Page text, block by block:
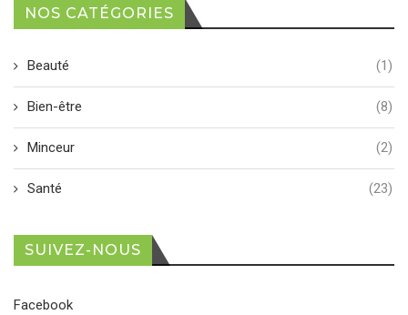
NOS CATÉGORIES
Beauté (1)
Bien-être (8)
Minceur (2)
Santé (23)
SUIVEZ-NOUS
Facebook